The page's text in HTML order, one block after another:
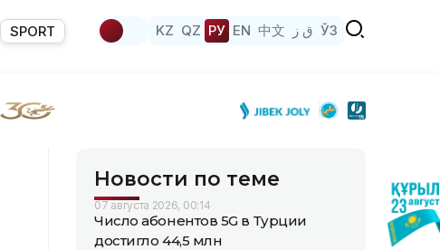
SPORT KZ QZ РУ EN 中文 ق ز ЎЗ
Новости по теме
07 августа 2026, 00:14
Число абонентов 5G в Турции
достигло 44,5 млн